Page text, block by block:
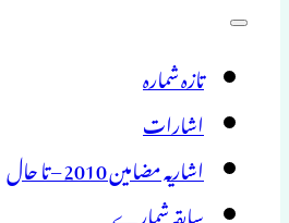
تازہ شمارہ
اشارات
اشاریہ مضامین 2010 – تا حال
سابقہ شمارے